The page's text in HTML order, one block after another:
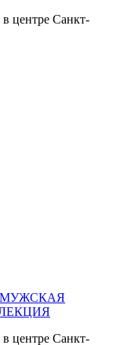
центре Санкт-
МУЖСКАЯ
центре Санкт-